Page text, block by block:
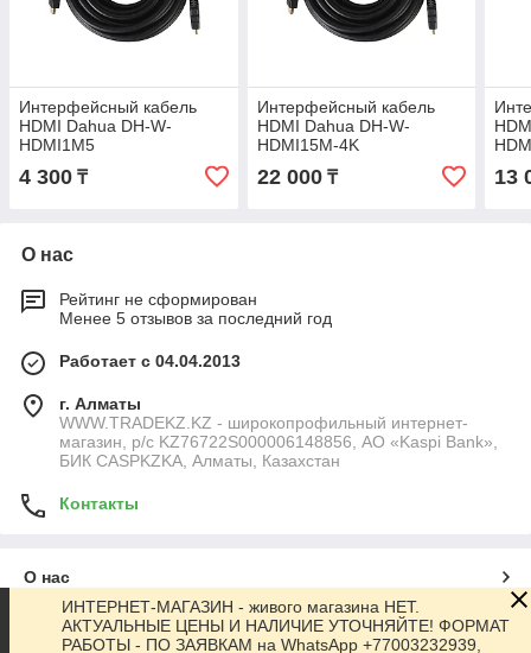
Интерфейсный кабель
HDMI Dahua DH-W-
HDMI1M5
4 300 ₸
Интерфейсный кабель
HDMI Dahua DH-W-
HDMI15M-4K
22 000₸ 13
О нас
Рейтинг не сформирован
Менее 5 отзывов за последний год
Работает с 04.04.2013
г. Алматы
WWW.TRADEKZ.KZ - широкопрофильный интернет-
магазин, р/с KZ76722S000006148856, АО «Kaspi Bank»,
БИК CASPKZKA, Алматы, Казахстан
Контакты
О нас
Контакты
ИНТЕРНЕТ-МАГАЗИН - живого магазина НЕТ.
АКТУАЛЬНЫЕ ЦЕНЫ И НАЛИЧИЕ УТОЧНЯЙТЕ! ФОРМАТ
РАБОТЫ - ПО ЗАЯВКАМ на WhatsApp +77003232939,